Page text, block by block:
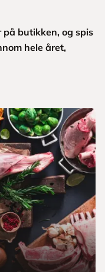
på butikken, og spis
hele året,